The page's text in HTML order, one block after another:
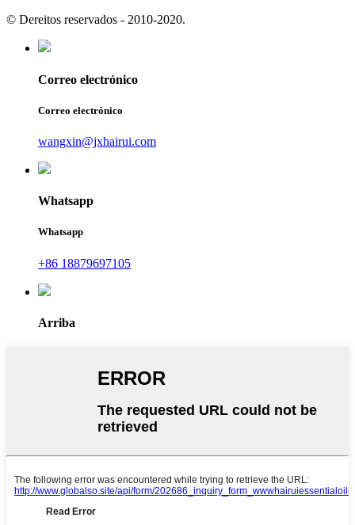
© Dereitos reservados - 2010-2020.
Correo electrónico
Correo electrónico
wangxin@jxhairui.com
Whatsapp
Whatsapp
+86 18879697105
Arriba